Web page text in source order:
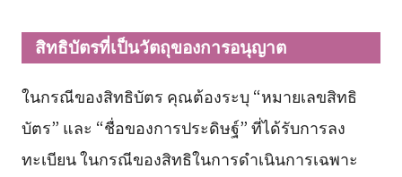
สิทธิบัตรที่เป็นวัตถุของการอนุญาต
ในกรณีของสิทธิบัตร คุณต้องระบุ “หมายเลขสิทธิ
บัตร” และ “ชื่อของการประดิษฐ์” ที่ได้รับการลง
ทะเบียน ในกรณีของสิทธิในการดำเนินการเฉพาะ